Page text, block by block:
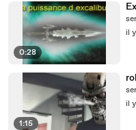
0:28
il
1:15
il